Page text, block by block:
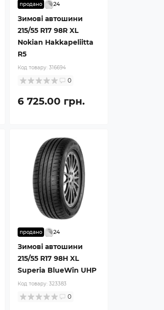
продано 24
Зимові автошини
215/55 R17 98R XL
Nokian Hakkapeliitta
R5
Код товару:316694
0
6 725.00 грн.
продано 24
Зимові автошини
215/55 R17 98H XL
Superia BlueWin UHP
Код товару:323383
0